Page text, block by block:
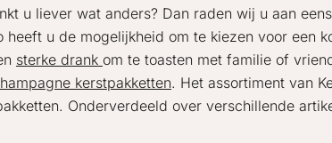
u liever wat anders? Dan raden wij u aan
heeft u de mogelijkheid om te kiezen voor een
sterke drank om te toasten met familie of
kerstpakketten. Het assortiment van
Onderverdeeld over verschillende